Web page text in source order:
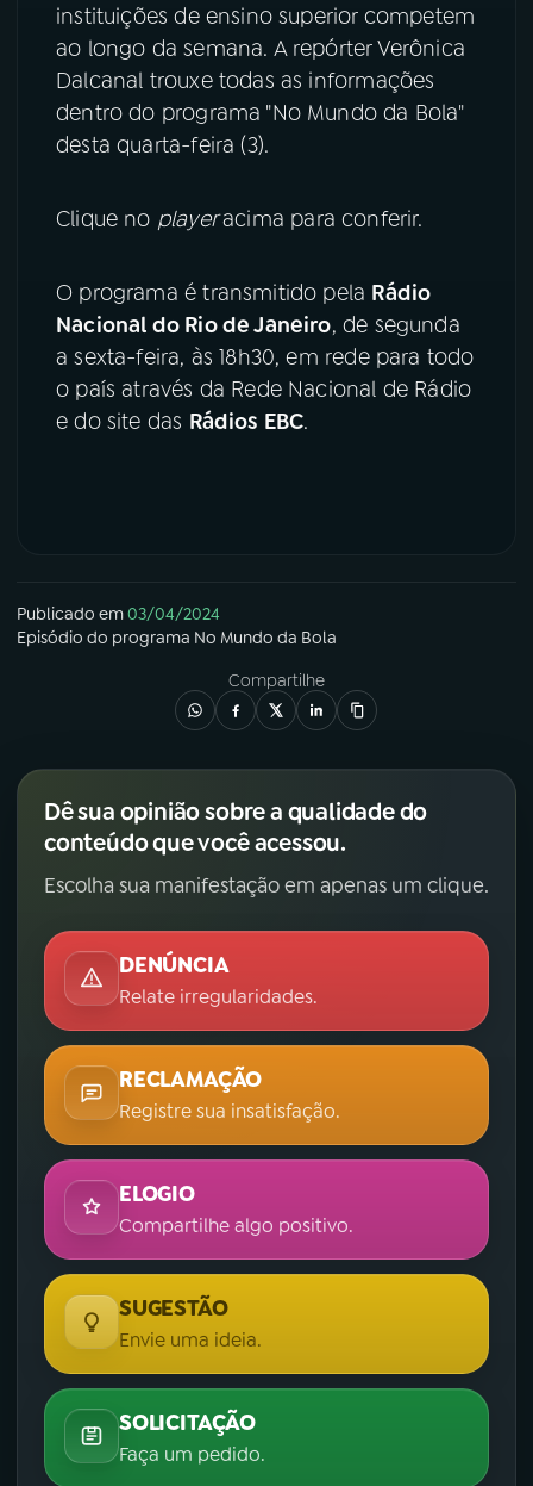
TikTok
instituições de ensino superior competem
ao longo da semana. A repórter Verônica
Dalcanal trouxe todas as informações
dentro do programa "No Mundo da Bola"
desta quarta-feira (3).
Clique no playeracima para conferir.
O programa é transmitido pela Rádio
Nacional do Rio de Janeiro, de segunda
a sexta-feira, às 18h30, em rede para todo
o país através da Rede Nacional de Rádio
e do site das Rádios EBC.
Publicado em03/04/2024
Episódio do programa No Mundo da Bola
Compartilhe
Dê sua opinião sobre a qualidade do
conteúdo que você acessou.
Escolha sua manifestação em apenas um clique.
DENÚNCIA
Relate irregularidades.
RECLAMAÇÃO
Registre sua insatisfação.
ELOGIO
Compartilhe algo positivo.
SUGESTÃO
Envie uma ideia.
SOLICITAÇÃO
Faça um pedido.